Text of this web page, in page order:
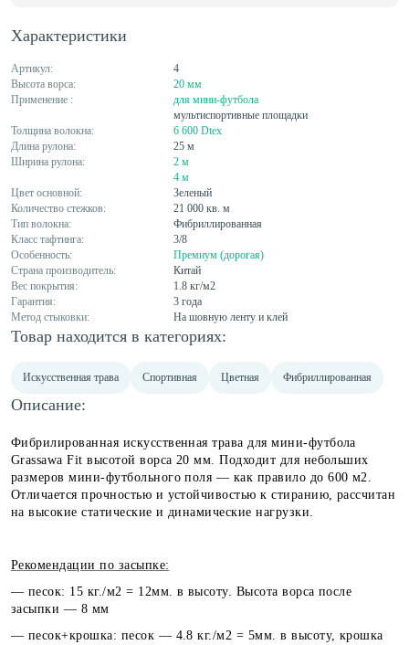
Характеристики
Артикул:
4
Высота ворса:
20 мм
Применение :
для мини-футбола
мультиспортивные площадки
Толщина волокна:
6 600 Dtex
Длина рулона:
25 м
Ширина рулона:
2 м
4 м
Цвет основной:
Зеленый
Количество стежков:
21 000 кв. м
Тип волокна:
Фибриллированная
Класс тафтинга:
3/8
Особенность:
Премиум (дорогая)
Страна производитель:
Китай
Вес покрытия:
1.8 кг/м2
Гарантия:
3 года
Метод стыковки:
На шовную ленту и клей
Товар находится в категориях:
Искусственная трава Спортивная Цветная Фибриллированная
Описание:
Фибрилированная искусственная трава для мини-футбола
Grassawa Fit высотой ворса 20 мм. Подходит для небольших
размеров мини-футбольного поля — как правило до 600 м2.
Отличается прочностью и устойчивостью к стиранию, рассчитан
на высокие статические и динамические нагрузки.
Рекомендации по засыпке:
— песок: 15 кг./м2 = 12мм. в высоту. Высота ворса после
засыпки — 8 мм
— песок+крошка: песок — 4.8 кг./м2 = 5мм. в высоту, крошка